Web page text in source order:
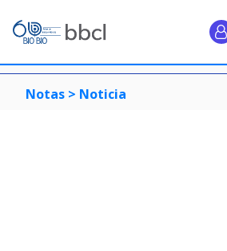
Notas > Noticia